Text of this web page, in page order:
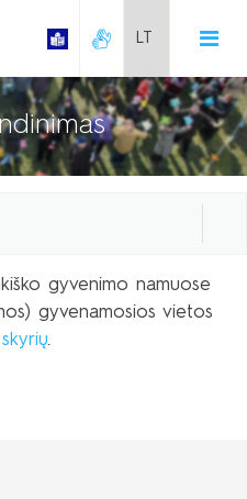
namai
namai
gyvenimo namuose
gyvenamosios vietos
.